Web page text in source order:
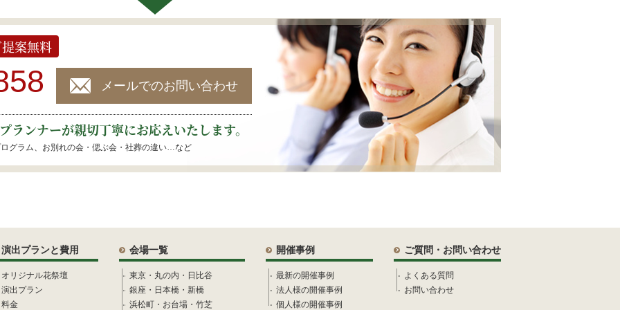
案無料
メールでのお問い合わせ
ランナーが親切丁寧にお応えいたします。
グラム、お別れの会・偲ぶ会・社葬の違い…など
演出プランと費用
オリジナル花祭壇
演出プラン
料金
会場一覧
東京・丸の内・日比谷
銀座・日本橋・新橋
浜松町・お台場・竹芝
開催事例
最新の開催事例
法人様の開催事例
個人様の開催事例
ご質問・お問い合わせ
よくある質問
お問い合わせ